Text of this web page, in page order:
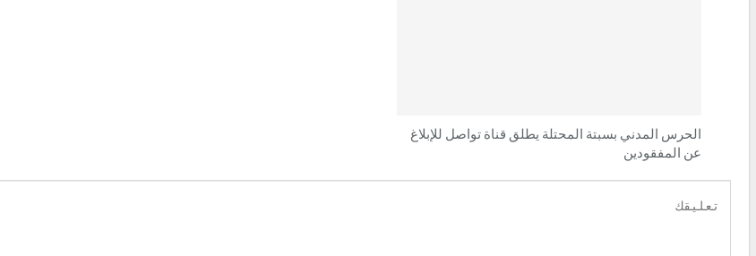
الحرس المدني بسبتة المحتلة يطلق قناة تواصل للإبلاغ
عن المفقودين